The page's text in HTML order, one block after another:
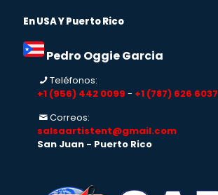
En USA Y Puerto Rico
Pedro Oggie Garcia
Teléfonos:
+1 (956) 442 0099 - +1 (787) 626 6037
Correos:
salsaartistent@gmail.com
San Juan - Puerto Rico